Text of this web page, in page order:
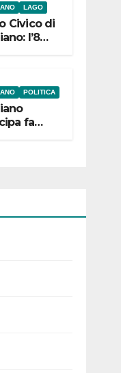
LAGO
Civico di
l’8
la
POLITICA
fa
con due